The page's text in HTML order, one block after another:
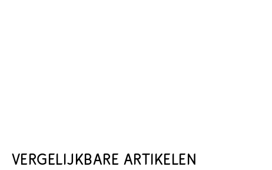
VERGELIJKBARE ARTIKELEN